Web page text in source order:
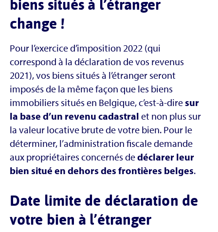
biens situés à l’étranger
change !
Pour l’exercice d’imposition 2022 (qui
correspond à la déclaration de vos revenus
2021), vos biens situés à l’étranger seront
imposés de la même façon que les biens
immobiliers situés en Belgique, c’est-à-diresur
la base d’un revenu cadastral et non plus sur
la valeur locative brute de votre bien. Pour le
déterminer, l’administration fiscale demande
aux propriétaires concernés dedéclarer leur
bien situé en dehors des frontières belges.
Date limite de déclaration de
votre bien à l’étranger